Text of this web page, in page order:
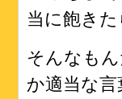
当に飽き
そんなも
か適当な